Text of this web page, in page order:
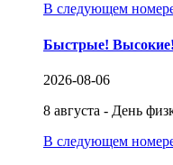
В следующем
Быстрые!
2026-08-06
8 августа - День
В следующем